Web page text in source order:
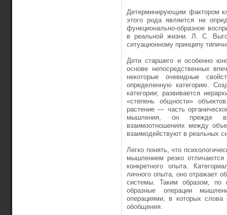
Детерминирующим фактором
этого рода является не
функционально-образное
в реальной жизни. Л. С.
ситуационному принципу
Дети старшего и особенно
основе непосредственных
некоторые очевидные
определенную категорию.
категории; развивается
«степень общности»
растение — часть
мышления, он прежде
взаимоотношениях между
взаимодействуют в реальных
Легко понять, что
мышлением резко отличаются
конкретного опыта.
личного опыта, оно отражает
системы. Таким образом, по
образные операции
операциями, в которых слова
обобщения.